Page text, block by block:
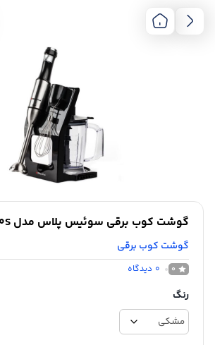
گوشت کوب برقی سوئیس پلاس مدل SHB-980S
گوشت کوب برقی
0
0 دیدگاه
رنگ